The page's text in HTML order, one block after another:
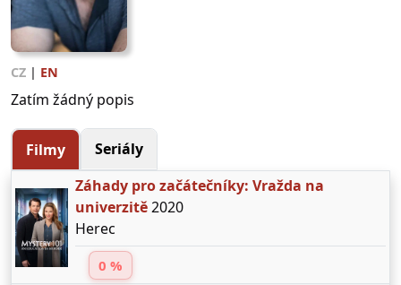
CZ | EN
Zatím žádný popis
Filmy
Seriály
Záhady pro začátečníky: Vražda na
univerzitě2020
Herec
0 %